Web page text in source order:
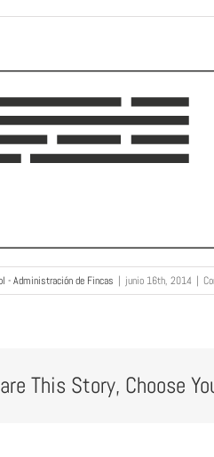
- Administración de Fincas | junio 16th, 2014 |
This Story, Choose